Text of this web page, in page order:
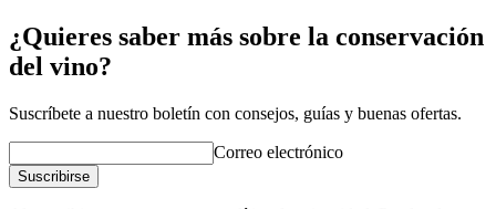
¿Quieres saber más sobre la conservación
del vino?
Suscríbete a nuestro boletín con consejos, guías y buenas ofertas.
Correo electrónico
Suscribirse